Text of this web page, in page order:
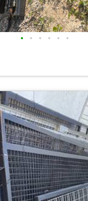
• • • • • •